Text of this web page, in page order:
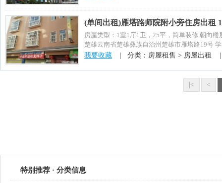
(单间出租)雁塔路师院附小旁住房出租
房屋类型：1室1厅1卫，25平，简单装修 朝向
楚雄云南省楚雄彝族自治州楚雄市雁塔路19号
我要收藏
分类：房屋租售 > 房屋出
|< <
特别推荐 · 分类信息